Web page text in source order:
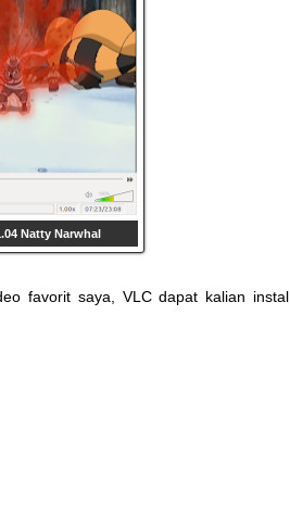
Natty Narwhal
favorit saya, VLC dapat kalian instal